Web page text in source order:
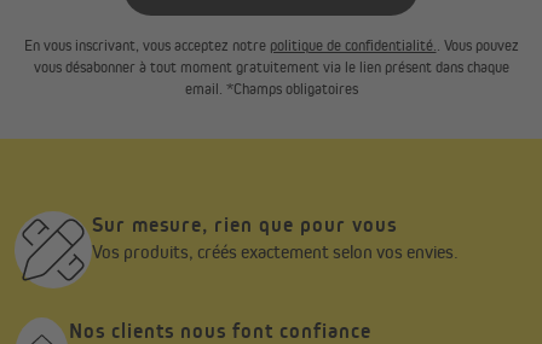
En vous inscrivant, vous acceptez notre politique de confidentialité. . Vous pouvez
vous désabonner à tout moment gratuitement via le lien présent dans chaque
email. *Champs obligatoires
Sur mesure, rien que pour vous
Vos produits, créés exactement selon vos envies.
Nos clients nous font confiance